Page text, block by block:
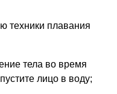
техники плавания
тела во время
лицо в воду;